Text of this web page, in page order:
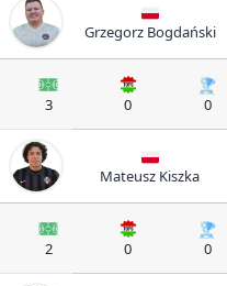
Grzegorz Bogdański
3 0 0
Mateusz Kiszka
2 0 0